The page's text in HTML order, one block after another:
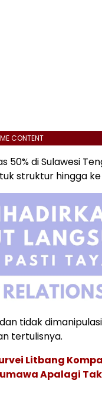
CONTENT
50% di Sulawesi
struktur hingga ke
tidak
tertulisnya.
Litbang
Apalagi